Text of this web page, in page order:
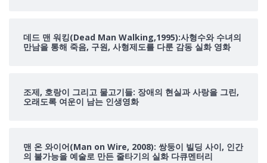
데드 맨 워킹(Dead Man Walking,1995):사형수와 수녀의
만남을 통해 죽음, 구원, 사형제도를 다룬 감동 실화 영화
조제, 호랑이 그리고 물고기들: 장애의 현실과 사랑을 그린,
오래도록 여운이 남는 인생영화
맨 온 와이어(Man on Wire, 2008): 쌍둥이 빌딩 사이, 인간
의 불가능을 예술로 만든 줄타기의 실화 다큐멘터리